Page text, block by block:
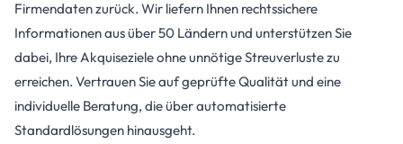
Firmendaten zurück. Wir liefern Ihnen rechtssichere
Informationen aus über 50 Ländern und unterstützen Sie
dabei, Ihre Akquiseziele ohne unnötige Streuverluste zu
erreichen. Vertrauen Sie auf geprüfte Qualität und eine
individuelle Beratung, die über automatisierte
Standardlösungen hinausgeht.